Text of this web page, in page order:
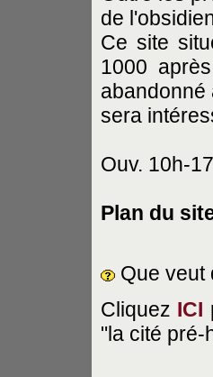
de
Ce site
1000
abandonné
sera
Ouv. 10h-
Plan du
Que veut
Cliquez ICI
"la cité pré-